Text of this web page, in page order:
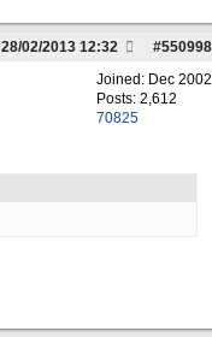
#550998
28/02/2013 12:32
Joined: Dec 2002
Posts: 2,612
70825